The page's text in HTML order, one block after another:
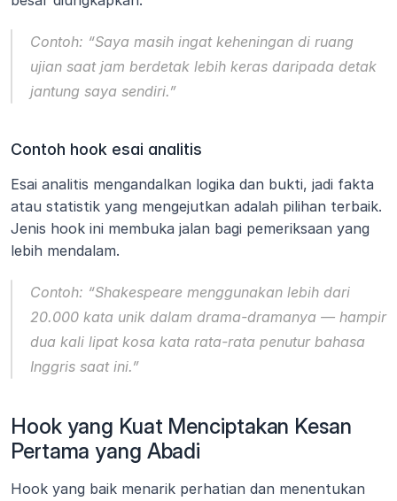
Contoh: “Saya masih ingat keheningan di ruang
ujian saat jam berdetak lebih keras daripada detak
jantung saya sendiri.”
Contoh hook esai analitis
Esai analitis mengandalkan logika dan bukti, jadi fakta
atau statistik yang mengejutkan adalah pilihan terbaik.
Jenis hook ini membuka jalan bagi pemeriksaan yang
lebih mendalam.
Contoh: “Shakespeare menggunakan lebih dari
20.000 kata unik dalam drama-dramanya — hampir
dua kali lipat kosa kata rata-rata penutur bahasa
Inggris saat ini.”
Hook yang Kuat Menciptakan Kesan
Pertama yang Abadi
Hook yang baik menarik perhatian dan menentukan